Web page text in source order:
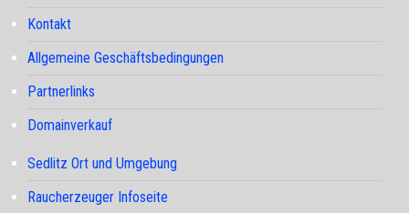
Kontakt
Allgemeine Geschäftsbedingungen
Partnerlinks
Domainverkauf
Sedlitz Ort und Umgebung
Raucherzeuger Infoseite